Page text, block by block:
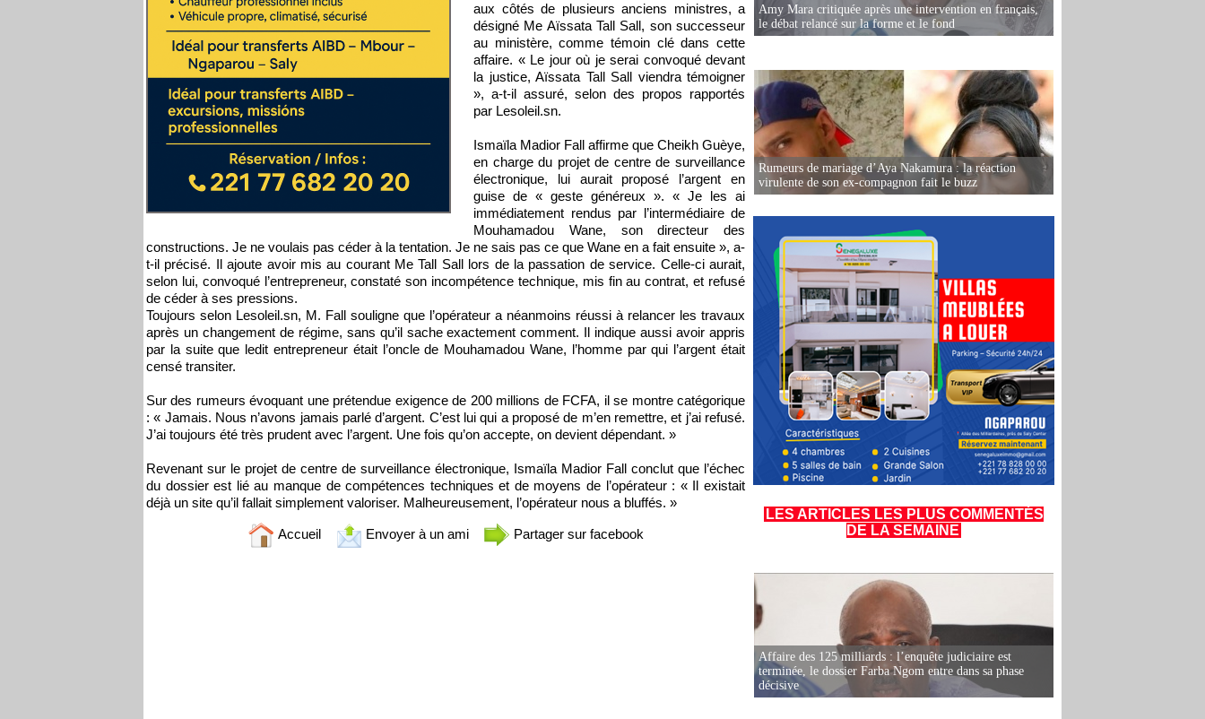
aux côtés de plusieurs anciens ministres, a
désigné Me Aïssata Tall Sall, son successeur
au ministère, comme témoin clé dans cette
affaire. « Le jour où je serai convoqué devant
la justice, Aïssata Tall Sall viendra témoigner
», a-t-il assuré, selon des propos rapportés
par Lesoleil.sn.
Ismaïla Madior Fall affirme que Cheikh Guèye,
en charge du projet de centre de surveillance
électronique, lui aurait proposé l’argent en
guise de « geste généreux ». « Je les ai
immédiatement rendus par l’intermédiaire de
Mouhamadou Wane, son directeur des
constructions. Je ne voulais pas céder à la tentation. Je ne sais pas ce que Wane en a fait ensuite », a-
t-il précisé. Il ajoute avoir mis au courant Me Tall Sall lors de la passation de service. Celle-ci aurait,
selon lui, convoqué l’entrepreneur, constaté son incompétence technique, mis fin au contrat, et refusé
de céder à ses pressions.
Toujours selon Lesoleil.sn, M. Fall souligne que l’opérateur a néanmoins réussi à relancer les travaux
après un changement de régime, sans qu’il sache exactement comment. Il indique aussi avoir appris
par la suite que ledit entrepreneur était l’oncle de Mouhamadou Wane, l’homme par qui l’argent était
censé transiter.
Sur des rumeurs évoquant une prétendue exigence de 200 millions de FCFA, il se montre catégorique
: « Jamais. Nous n’avons jamais parlé d’argent. C’est lui qui a proposé de m’en remettre, et j’ai refusé.
J’ai toujours été très prudent avec l’argent. Une fois qu’on accepte, on devient dépendant. »
Revenant sur le projet de centre de surveillance électronique, Ismaïla Madior Fall conclut que l’échec
du dossier est lié au manque de compétences techniques et de moyens de l’opérateur : « Il existait
déjà un site qu’il fallait simplement valoriser. Malheureusement, l’opérateur nous a bluffés. »
Accueil Envoyer à un ami Partager sur facebook
Amy Mara critiquée après une intervention en français,
le débat relancé sur la forme et le fond
Rumeurs de mariage d’Aya Nakamura : la réaction
virulente de son ex-compagnon fait le buzz
LES ARTICLES LES PLUS COMMENTÉS
DE LA SEMAINE
Affaire des 125 milliards : l’enquête judiciaire est
terminée, le dossier Farba Ngom entre dans sa phase
décisive